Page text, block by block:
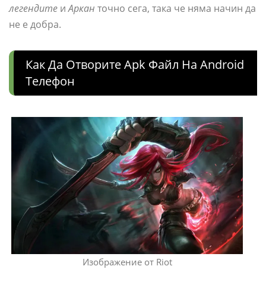
легендите иАркан точно сега, така че няма начин да
не е добра.
Как Да Отворите Apk Файл На Android
Телефон
Изображение от Riot